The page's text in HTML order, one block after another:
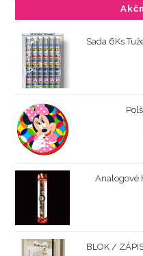
Sada 6Ks
Analogové
BLOK /